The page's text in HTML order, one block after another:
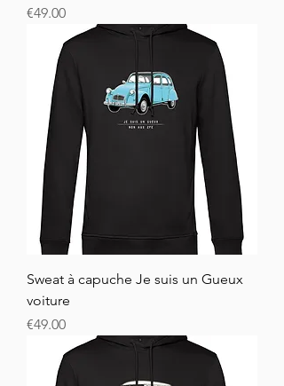
Price
€49.00
Sweat à capuche Je suis un Gueux
voiture
Price
€49.00